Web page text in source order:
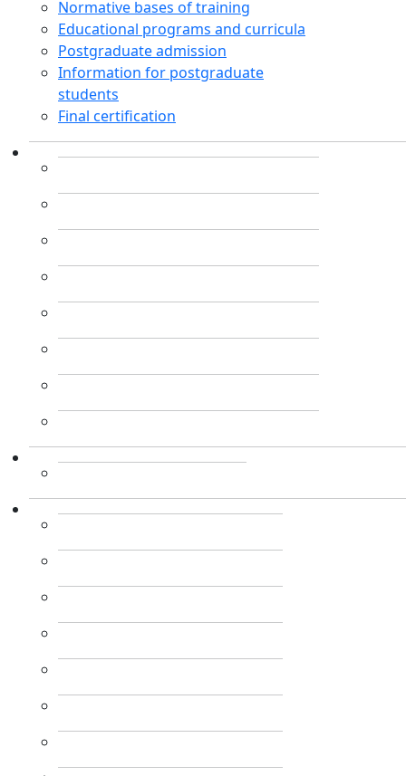
Normative bases of training
Educational programs and curricula
Postgraduate admission
Information for postgraduate
students
Final certification